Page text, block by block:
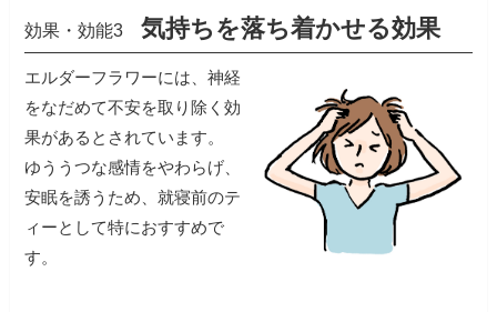
効果・効能3気持ちを落ち着かせる効果
エルダーフラワーには、神経
をなだめて不安を取り除く効
果があるとされています。
ゆううつな感情をやわらげ、
安眠を誘うため、就寝前のテ
ィーとして特におすすめで
す。